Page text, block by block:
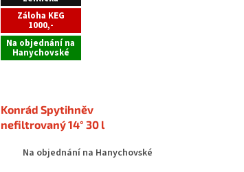
Záloha KEG
1000,-
Na objednání na
Hanychovské
Konrád Spytihněv
nefiltrovaný 14° 30 l
Na objednání na Hanychovské